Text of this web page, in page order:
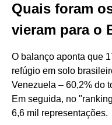
Quais foram
vieram para o
O balanço aponta que
refúgio em solo
Venezuela – 60,2% do
Em seguida, no
6,6 mil representações.